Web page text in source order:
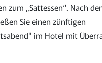
zum „Sattessen“. Nach
Sie einen zünftigen
im Hotel mit